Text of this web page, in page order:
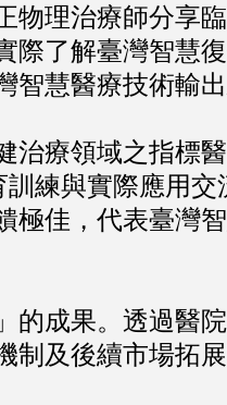
理治療師分享
了解臺灣智慧
慧醫療技術輸
療領域之指標
練與實際應用
佳，代表臺灣
成果。透過醫
及後續市場拓